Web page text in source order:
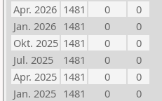
Apr. 2026 1481 0
0
Jan. 2026 1481 0
0
Okt. 2025 1481 0
0
Jul. 2025
1481 0
0
Apr. 2025 1481 0
0
Jan. 2025 1481 0
0